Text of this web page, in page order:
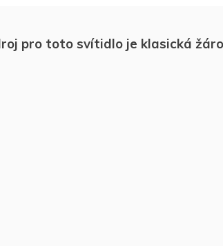
pro toto svítidlo je klasická